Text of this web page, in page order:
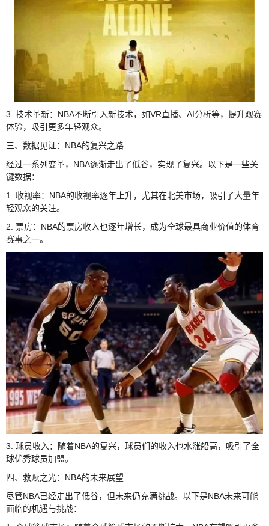
3. 技术革新：NBA不断引入新技术，如VR直播、AI分析等，提升观赛
体验，吸引更多年轻观众。
三、数据见证：NBA的复兴之路
经过一系列变革，NBA逐渐走出了低谷，实现了复兴。以下是一些关
键数据：
1. 收视率：NBA的收视率逐年上升，尤其在北美市场，吸引了大量年
轻观众的关注。
2. 票房：NBA的票房收入也逐年增长，成为全球最具商业价值的体育
赛事之一。
3. 球员收入：随着NBA的复兴，球员们的收入也水涨船高，吸引了全
球优秀球员加盟。
四、救赎之光：NBA的未来展望
尽管NBA已经走出了低谷，但未来仍充满挑战。以下是NBA未来可能
面临的机遇与挑战：